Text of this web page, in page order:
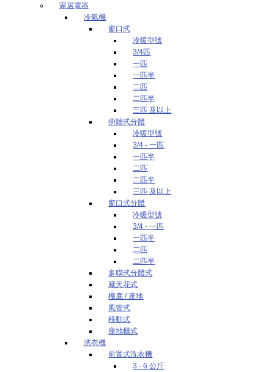
家居電器
冷氣機
窗口式
冷暖型號
3/4匹
一匹
一匹半
二匹
二匹半
三匹 及以上
掛牆式分體
冷暖型號
3/4 - 一匹
一匹半
二匹
二匹半
三匹 及以上
窗口式分體
冷暖型號
3/4 - 一匹
一匹半
二匹
二匹半
多聯式分體式
藏天花式
樓底 / 座地
風管式
移動式
座地櫃式
洗衣機
前置式洗衣機
3 - 6 公斤